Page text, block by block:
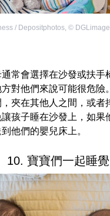
/ Depositphotos, ©
常會選擇在沙發或扶手
對他們來說可能很危險
夾在其他人之間，或者
孩子睡在沙發上，如果
他們的嬰兒床上。
10. 寶寶們一起睡覺